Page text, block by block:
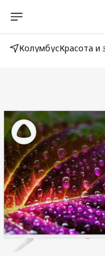
КолумбусКрасота и